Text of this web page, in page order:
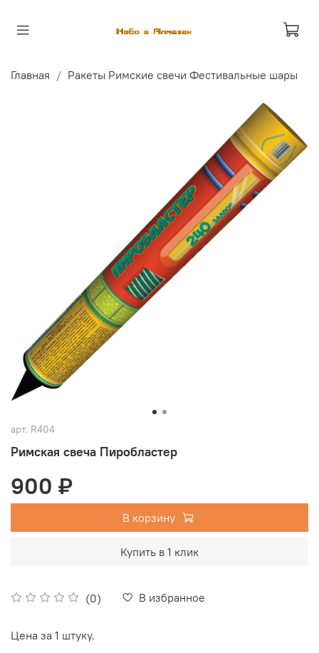
Главная Ракеты Римские свечи Фестивальные шары
арт. R404
Римская свеча Пиробластер
(0) В избранное
900 ₽
В корзину
Купить в 1 клик
Цена за 1 штуку.